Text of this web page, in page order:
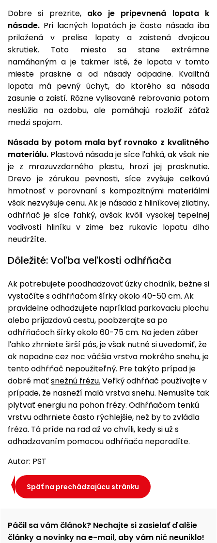
Dobre si prezrite, ako je pripevnená lopata k
násade. Pri lacných lopatách je často násada iba
priložená v prelise lopaty a zaistená dvojicou
skrutiek. Toto miesto sa stane extrémne
namáhaným a je takmer isté, že lopata v tomto
mieste praskne a od násady odpadne. Kvalitná
lopata má pevný úchyt, do ktorého sa násada
zasunie a zaistí. Rôzne vylisované rebrovania potom
neslúžia na ozdobu, ale pomáhajú rozložiť záťaž
medzi spojom.
Násada by potom mala byť rovnako z kvalitného
materiálu. Plastová násada je síce ľahká, ak však nie
je z mrazuvzdorného plastu, hrozí jej prasknutie.
Drevo je zárukou pevnosti, síce zvyšuje celkovú
hmotnosť v porovnaní s kompozitnými materiálmi
však nezvyšuje cenu. Ak je násada z hliníkovej zliatiny,
odhŕňač je síce ľahký, avšak kvôli vysokej tepelnej
vodivosti hliníku v zime bez rukavíc lopatu dlho
neudržíte.
Dôležité: Voľba veľkosti odhŕňača
Ak potrebujete poodhadzovať úzky chodník, bežne si
vystačíte s odhŕňačom šírky okolo 40-50 cm. Ak
pravidelne odhadzujete napríklad parkovaciu plochu
alebo príjazdovú cestu, poobzerajte sa po
odhŕňačoch šírky okolo 60-75 cm. Na jeden záber
ľahko zhrniete širší pás, je však nutné si uvedomiť, že
ak napadne cez noc väčšia vrstva mokrého snehu, je
tento odhŕňač nepoužiteľný. Pre takýto prípad je
dobré maťsnežnú frézu. Veľký odhŕňač používajte v
prípade, že nasneží malá vrstva snehu. Nemusíte tak
plytvať energiu na pohon frézy. Odhŕňačom tenkú
vrstvu odhrniete často rýchlejšie, než by to zvládla
fréza. Tá príde na rad až vo chvíli, kedy si už s
odhadzovaním pomocou odhŕňača neporadíte.
Autor: PST
Späť na prechádzajúcu stránku
Páčil sa vám článok? Nechajte si zasielať ďalšie
články a novinky na e-mail, aby vám nič neuniklo!